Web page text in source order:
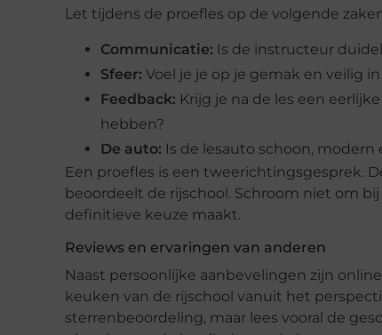
Let tijdens de proefles op de volgende
Communicatie: Is de instructeur
Sfeer: Voel je je op je gemak en veilig
Feedback: Krijg je na de les een
hebben?
De auto: Is de lesauto schoon,
Een proefles is een tweerichtingsgesprek.
beoordeelt de rijschool. Schroom niet om
definitieve keuze maakt.
Reviews en ervaringen van anderen
Naast persoonlijke aanbevelingen zijn
keuken van de rijschool vanuit het
sterrenbeoordeling, maar lees vooral de